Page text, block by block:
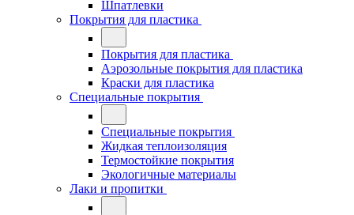
Шпатлевки
Покрытия для пластика
Покрытия для пластика
Аэрозольные покрытия для пластика
Краски для пластика
Специальные покрытия
Специальные покрытия
Жидкая теплоизоляция
Термостойкие покрытия
Экологичные материалы
Лаки и пропитки